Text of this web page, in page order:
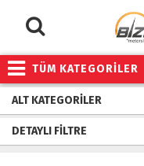
TÜM KATEGORİLER
ALT KATEGORILER
DETAYLI FILTRE